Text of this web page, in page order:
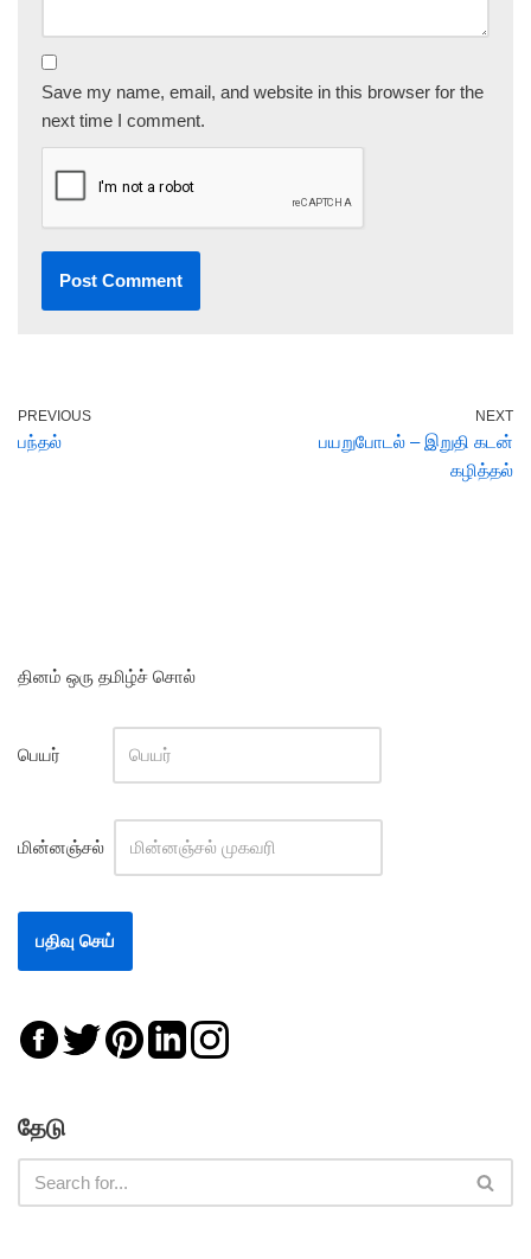
Save my name, email, and website in this browser for the
next time I comment.
PREVIOUS
பந்தல்
NEXT
பயறுபோடல் – இறுதி கடன்
கழித்தல்
தினம் ஒரு தமிழ்ச் சொல்
பெயர்
மின்னஞ்சல்
தேடு